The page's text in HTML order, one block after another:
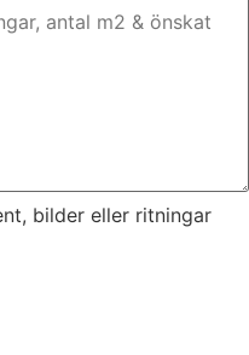
bilder eller ritningar